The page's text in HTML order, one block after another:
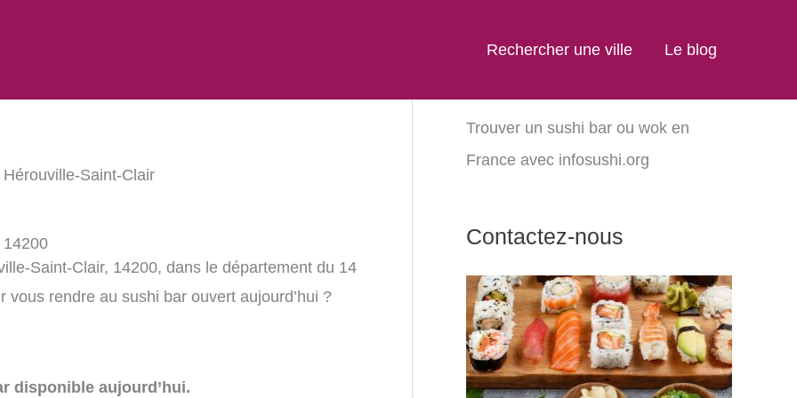
Rechercher une ville Le blog
Saint-Clair
Saint-Clair, 14200, dans le département du 14
rendre au sushi bar ouvert aujourd’hui ?
disponible aujourd’hui.
Trouver un sushi bar ou wok en
France avec infosushi.org
Contactez-nous